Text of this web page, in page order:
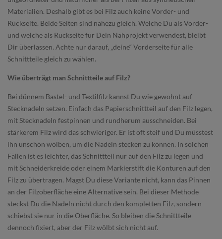
Materialien. Deshalb gibt es bei Filz auch keine Vorder- und
Rückseite. Beide Seiten sind nahezu gleich. Welche Du als Vorder-
und welche als Rückseite für Dein Nähprojekt verwendest, bleibt
Dir überlassen. Achte nur darauf, „deine“ Vorderseite für alle
Schnittteile gleich zu wählen.
Wie überträgt man Schnittteile auf Filz?
Bei dünnem Bastel- und Textilfilz kannst Du wie gewohnt auf
Stecknadeln setzen. Einfach das Papierschnittteil auf den Filz legen,
mit Stecknadeln festpinnen und rundherum ausschneiden. Bei
stärkerem Filz wird das schwieriger. Er ist oft steif und Du müsstest
ihn unschön wölben, um die Nadeln stecken zu können. In solchen
Fällen ist es leichter, das Schnittteil nur auf den Filz zu legen und
mit Schneiderkreide oder einem Markierstift die Konturen auf den
Filz zu übertragen. Magst Du diese Variante nicht, kann das Pinnen
an der Filzoberfläche eine Alternative sein. Bei dieser Methode
steckst Du die Nadeln nicht durch den kompletten Filz, sondern
schiebst sie nur in die Oberfläche. So bleiben die Schnittteile
dennoch fixiert, aber der Filz wölbt sich nicht auf.